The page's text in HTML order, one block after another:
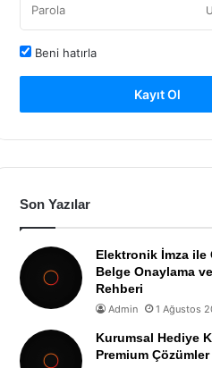
Beni hatırla
Kayıt Ol
Son Yazılar
Elektronik İmza ile
Belge Onaylama
Rehberi
Admin 1 Ağustos
Kurumsal Hediye
Premium Çözümler